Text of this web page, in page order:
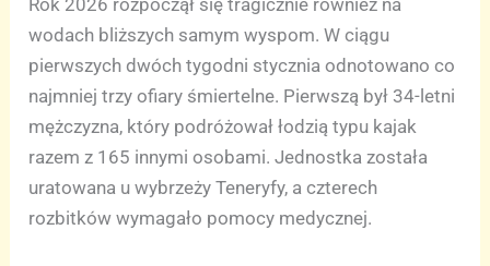
wodach bliższych samym wyspom. W ciągu
pierwszych dwóch tygodni stycznia odnotowano co
najmniej trzy ofiary śmiertelne. Pierwszą był 34-letni
mężczyzna, który podróżował łodzią typu kajak
razem z 165 innymi osobami. Jednostka została
uratowana u wybrzeży Teneryfy, a czterech
rozbitków wymagało pomocy medycznej.